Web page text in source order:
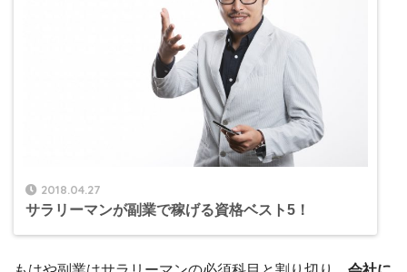
2018.04.27
サラリーマンが副業で稼げる資格ベスト5！